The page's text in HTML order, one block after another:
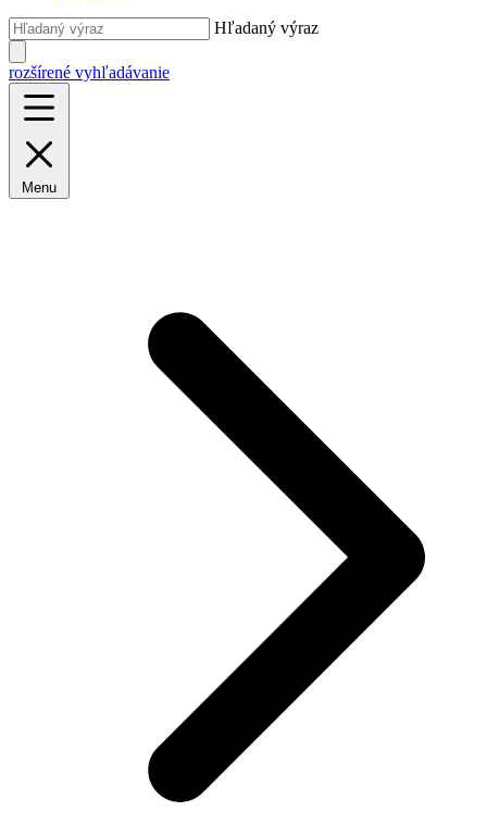
Hľadaný výraz
rozšírené vyhľadávanie
Menu